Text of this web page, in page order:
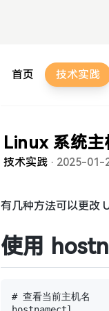
首页 技术实践
Linux 系统主
技术实践 · 2025-01-
有几种方法可以更改
使用
# 查看当前主机名